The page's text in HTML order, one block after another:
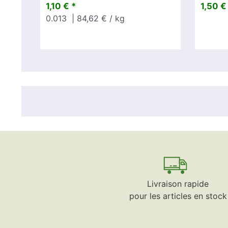
1,10 € *
0.013
| 84,62 € / kg
1,50
Livraison rapide
pour les articles en stock